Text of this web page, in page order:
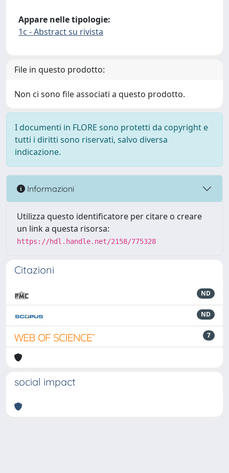
Appare nelle tipologie:
1c - Abstract su rivista
File in questo prodotto:
Non ci sono file associati a questo prodotto.
I documenti in FLORE sono protetti da copyright e
tutti i diritti sono riservati, salvo diversa
indicazione.
Informazioni
Utilizza questo identificatore per citare o creare
un link a questa risorsa:
https://hdl.handle.net/2158/775328
Citazioni
ND
ND
7
social impact